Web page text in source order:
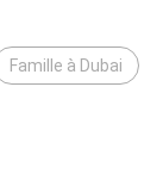
Famille à Dubai